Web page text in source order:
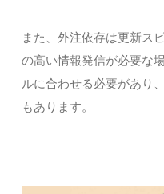
また、外注依存は更新ス
の高い情報発信が必要な
ルに合わせる必要があり
もあります。